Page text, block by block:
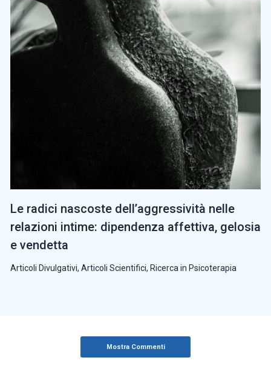
Le radici nascoste dell’aggressività nelle
relazioni intime: dipendenza affettiva, gelosia
e vendetta
Articoli Divulgativi, Articoli Scientifici, Ricerca in Psicoterapia
Mostra Commenti